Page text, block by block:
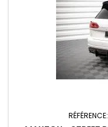
RÉFÉRENCE: